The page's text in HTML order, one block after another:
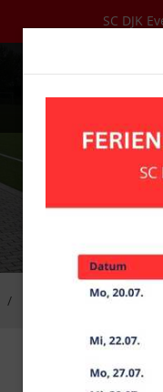
SC DJK
Chronik